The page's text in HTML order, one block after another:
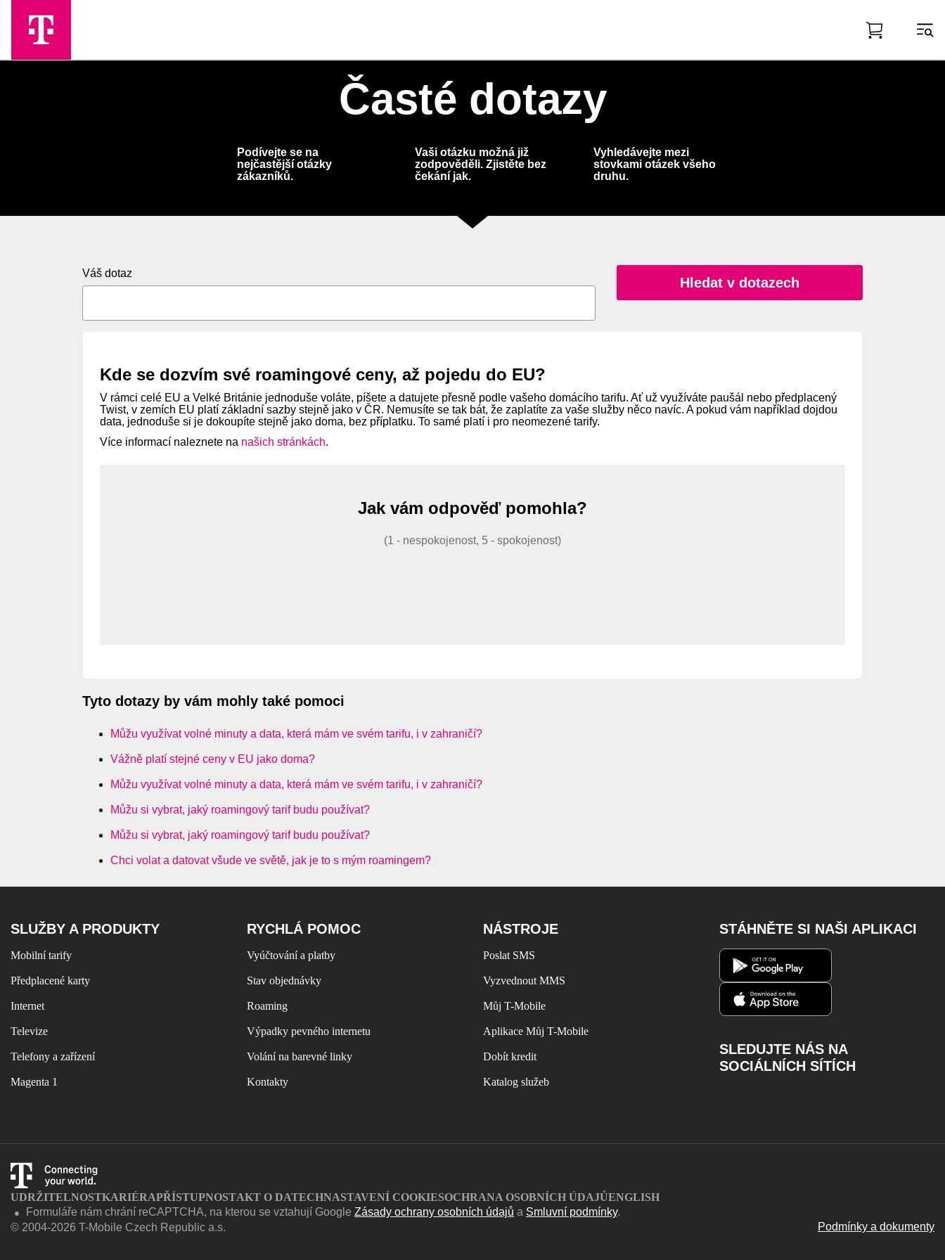
Časté dotazy
Podívejte se na
nejčastější otázky
zákazníků.
Vaši otázku možná již
zodpověděli. Zjistěte bez
čekání jak.
Vyhledávejte mezi
stovkami otázek všeho
druhu.
Váš dotaz
Hledat v dotazech
Kde se dozvím své roamingové ceny, až pojedu do EU?
V rámci celé EU a Velké Británie jednoduše voláte, píšete a datujete přesně podle vašeho domácího tarifu. Ať už využíváte paušál nebo předplacený
Twist, v zemích EU platí základní sazby stejně jako v ČR. Nemusíte se tak bát, že zaplatíte za vaše služby něco navíc. A pokud vám například dojdou
data, jednoduše si je dokoupíte stejně jako doma, bez příplatku. To samé platí i pro neomezené tarify.
Více informací naleznete na našich stránkách.
Jak vám odpověď pomohla?
(1 - nespokojenost, 5 - spokojenost)
Tyto dotazy by vám mohly také pomoci
Můžu využívat volné minuty a data, která mám ve svém tarifu, i v zahraničí?
Vážně platí stejné ceny v EU jako doma?
Můžu využívat volné minuty a data, která mám ve svém tarifu, i v zahraničí?
Můžu si vybrat, jaký roamingový tarif budu používat?
Můžu si vybrat, jaký roamingový tarif budu používat?
Chci volat a datovat všude ve světě, jak je to s mým roamingem?
SLUŽBY A PRODUKTY
Mobilní tarify
Předplacené karty
Internet
Televize
Telefony a zařízení
Magenta 1
RYCHLÁ POMOC
Vyúčtování a platby
Stav objednávky
Roaming
Výpadky pevného internetu
Volání na barevné linky
Kontakty
NÁSTROJE
Poslat SMS
Vyzvednout MMS
Můj T-Mobile
Aplikace Můj T-Mobile
Dobít kredit
Katalog služeb
STÁHNĚTE SI NAŠI APLIKACI
SLEDUJTE NÁS NA
SOCIÁLNÍCH SÍTÍCH
UDRŽITELNOSTKARIÉRAPŘÍSTUPNOSTAKT O DATECHNASTAVENÍ COOKIESOCHRANA OSOBNÍCH ÚDAJŮENGLISH
● Formuláře nám chrání reCAPTCHA, na kterou se vztahují Google Zásady ochrany osobních údajů a Smluvní podmínky.
© 2004-2026 T-Mobile Czech Republic a.s.
Podmínky a dokumenty